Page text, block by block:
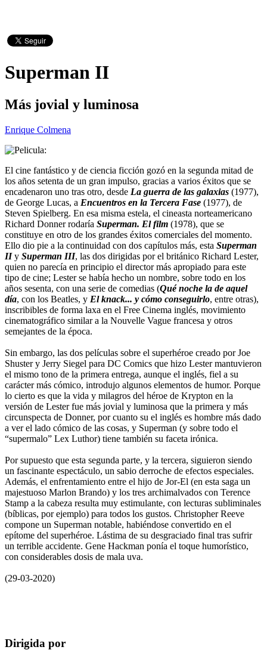
Superman II
Más jovial y luminosa
Enrique Colmena
El cine fantástico y de ciencia ficción gozó en la segunda mitad de
los años setenta de un gran impulso, gracias a varios éxitos que se
encadenaron uno tras otro, desde La guerra de las galaxias (1977),
de George Lucas, a Encuentros en la Tercera Fase (1977), de
Steven Spielberg. En esa misma estela, el cineasta norteamericano
Richard Donner rodaría Superman. El film (1978), que se
constituye en otro de los grandes éxitos comerciales del momento.
Ello dio pie a la continuidad con dos capítulos más, esta Superman
IIy Superman III, las dos dirigidas por el británico Richard Lester,
quien no parecía en principio el director más apropiado para este
tipo de cine; Lester se había hecho un nombre, sobre todo en los
años sesenta, con una serie de comedias (Qué noche la de aquel
día, con los Beatles, y El knack... y cómo conseguirlo, entre otras),
inscribibles de forma laxa en el Free Cinema inglés, movimiento
cinematográfico similar a la Nouvelle Vague francesa y otros
semejantes de la época.
Sin embargo, las dos películas sobre el superhéroe creado por Joe
Shuster y Jerry Siegel para DC Comics que hizo Lester mantuvieron
el mismo tono de la primera entrega, aunque el inglés, fiel a su
carácter más cómico, introdujo algunos elementos de humor. Porque
lo cierto es que la vida y milagros del héroe de Krypton en la
versión de Lester fue más jovial y luminosa que la primera y más
circunspecta de Donner, por cuanto su el inglés es hombre más dado
a ver el lado cómico de las cosas, y Superman (y sobre todo el
“supermalo” Lex Luthor) tiene también su faceta irónica.
Por supuesto que esta segunda parte, y la tercera, siguieron siendo
un fascinante espectáculo, un sabio derroche de efectos especiales.
Además, el enfrentamiento entre el hijo de Jor-El (en esta saga un
majestuoso Marlon Brando) y los tres archimalvados con Terence
Stamp a la cabeza resulta muy estimulante, con lecturas subliminales
(bíblicas, por ejemplo) para todos los gustos. Christopher Reeve
compone un Superman notable, habiéndose convertido en el
epítome del superhéroe. Lástima de su desgraciado final tras sufrir
un terrible accidente. Gene Hackman ponía el toque humorístico,
con considerables dosis de mala uva.
(29-03-2020)
Dirigida por